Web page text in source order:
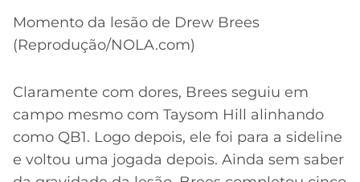
Momento da lesão de Drew Brees
(Reprodução/NOLA.com)
Claramente com dores, Brees seguiu em
campo mesmo com Taysom Hill alinhando
como QB1. Logo depois, ele foi para a sideline
e voltou uma jogada depois. Ainda sem saber